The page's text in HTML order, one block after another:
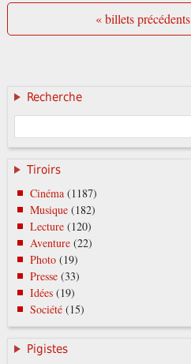
« billets précédents
Recherche
Tiroirs
Cinéma (1187)
Musique (182)
Lecture (120)
Aventure (22)
Photo (19)
Presse (33)
Idées (19)
Société (15)
Pigistes